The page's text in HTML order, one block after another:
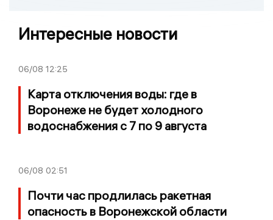
Интересные новости
06/08 12:25
Карта отключения воды: где в
Воронеже не будет холодного
водоснабжения с 7 по 9 августа
06/08 02:51
Почти час продлилась ракетная
опасность в Воронежской области